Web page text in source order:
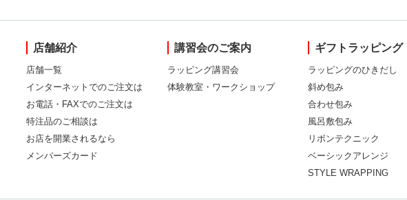
店舗紹介
店舗一覧
インターネットでのご注文は
お電話・FAXでのご注文は
特注品のご相談は
お店を開業されるなら
メンバーズカード
講習会のご案内
ラッピング講習会
体験教室・ワークショップ
ギフトラッピング
ラッピングのひきだし
斜め包み
合わせ包み
風呂敷包み
リボンテクニック
ベーシックアレンジ
STYLE WRAPPING